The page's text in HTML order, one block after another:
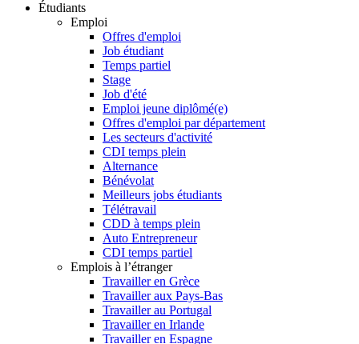
Étudiants
Emploi
Offres d'emploi
Job étudiant
Temps partiel
Stage
Job d'été
Emploi jeune diplômé(e)
Offres d'emploi par département
Les secteurs d'activité
CDI temps plein
Alternance
Bénévolat
Meilleurs jobs étudiants
Télétravail
CDD à temps plein
Auto Entrepreneur
CDI temps partiel
Emplois à l’étranger
Travailler en Grèce
Travailler aux Pays-Bas
Travailler au Portugal
Travailler en Irlande
Travailler en Espagne